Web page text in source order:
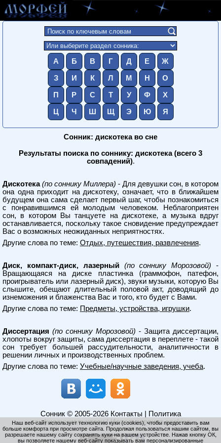
А Б В Г Д Е Ж
З И К Л М Н О
П Р С Т У Ф Х
Ц Ч Ш Щ Э Ю Я
Сонник: дискотека во сне
Результаты поиска по соннику: дискотека (всего 3
совпадений).
Дискотека (по соннику Миллера) - Для девушки сон, в котором
она одна приходит на дискотеку, означает, что в ближайшем
будущем она сама сделает первый шаг, чтобы познакомиться
с понравившимся ей молодым человеком. Неблагоприятен
сон, в котором Вы танцуете на дискотеке, а музыка вдруг
останавливается, поскольку такое сновидение предупреждает
Вас о возможных неожиданных неприятностях.
Другие слова по теме: Отдых, путешествия, развлечения.
Диск, компакт-диск, лазерный (по соннику Морозовой) -
Вращающаяся на диске пластинка (граммофон, патефон,
проигрыватель или лазерный диск), звуки музыки, которую Вы
слышите, обещают длительный половой акт, доводящий до
изнеможения и блаженства Вас и того, кто будет с Вами.
Другие слова по теме: Предметы, устройства, игрушки.
Диссертация (по соннику Морозовой) - Защита диссертации,
хлопоты вокруг защиты, сама диссертация в переплете - такой
сон требует большей рассудительности, аналитичности в
решении личных и производственных проблем.
Другие слова по теме: Учебные/научные заведения, учеба.
Сонник© 2005-2026 Контакты
Политика
конфиденциальности|Использование cookies
Наш веб-сайт использует технологию куки (cookies), чтобы предоставить вам
больше комфорта при просмотре сайта. Продолжая пользоваться нашим сайтом, вы
разрешаете нашему сайту сохранять куки на вашем устройстве. Нажав кнопку ОК,
вы позволяете нашему веб-сайту показывать вам персонализированные